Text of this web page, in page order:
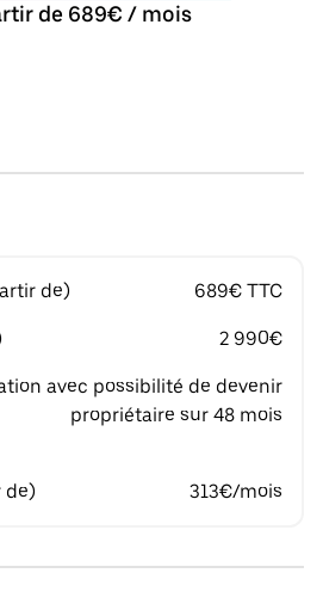
de 689€ / mois
de) 689€ TTC
2 990€
avec possibilité de devenir
propriétaire sur 48 mois
de) 313€/mois